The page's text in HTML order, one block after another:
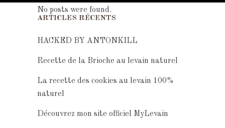
No posts were found.
ARTICLES RÉCENTS
HACKED BY ANTONKILL
Recette de la Brioche au levain naturel
La recette des cookies au levain 100%
naturel
Découvrez mon site officiel MyLevain